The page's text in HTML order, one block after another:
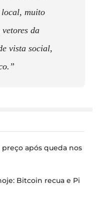
local, muito
da
vista social,
após queda nos
Bitcoin recua e Pi